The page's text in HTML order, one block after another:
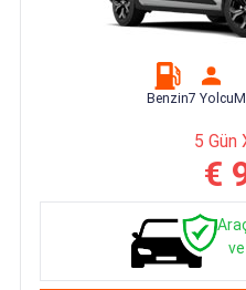
Benzin7 Yolcu
5 Gün
€